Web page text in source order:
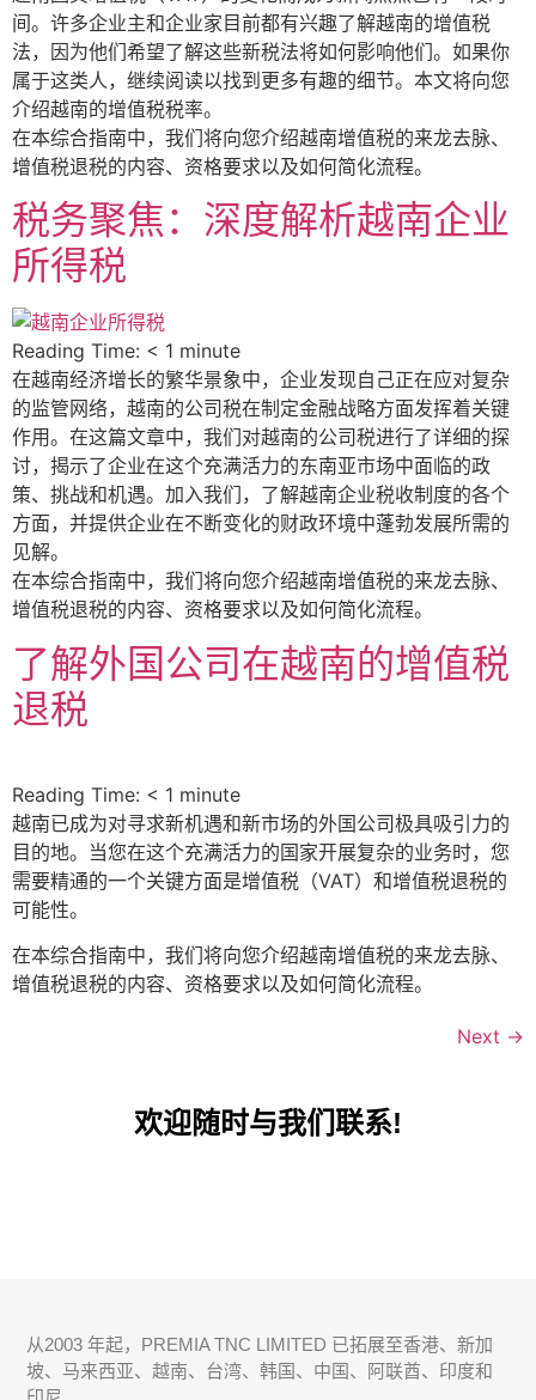
间。许多企业主和企业家目前都有兴趣了解越南的增值税
法，因为他们希望了解这些新税法将如何影响他们。如果你
属于这类人，继续阅读以找到更多有趣的细节。本文将向您
介绍越南的增值税税率。
在本综合指南中，我们将向您介绍越南增值税的来龙去脉、
增值税退税的内容、资格要求以及如何简化流程。
税务聚焦：深度解析越南企业
所得税
Reading Time: < 1 minute
在越南经济增长的繁华景象中，企业发现自己正在应对复杂
的监管网络，越南的公司税在制定金融战略方面发挥着关键
作用。在这篇文章中，我们对越南的公司税进行了详细的探
讨，揭示了企业在这个充满活力的东南亚市场中面临的政
策、挑战和机遇。加入我们，了解越南企业税收制度的各个
方面，并提供企业在不断变化的财政环境中蓬勃发展所需的
见解。
在本综合指南中，我们将向您介绍越南增值税的来龙去脉、
增值税退税的内容、资格要求以及如何简化流程。
了解外国公司在越南的增值税
退税
Reading Time: < 1 minute
越南已成为对寻求新机遇和新市场的外国公司极具吸引力的
目的地。当您在这个充满活力的国家开展复杂的业务时，您
需要精通的一个关键方面是增值税（VAT）和增值税退税的
可能性。
在本综合指南中，我们将向您介绍越南增值税的来龙去脉、
增值税退税的内容、资格要求以及如何简化流程。
Next →
欢迎随时与我们联系!
从2003 年起，PREMIA TNC LIMITED 已拓展至香港、新加
坡、马来西亚、越南、台湾、韩国、中国、阿联酋、印度和